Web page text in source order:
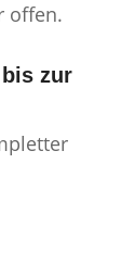
offen.
zur